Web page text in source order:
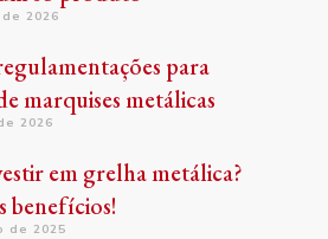
2026
para
marquises metálicas
2026
em grelha metálica?
benefícios!
de 2025